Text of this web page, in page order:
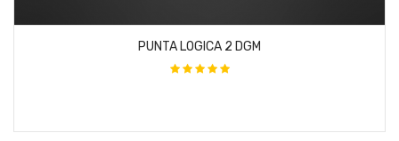
PUNTA LOGICA 2 DGM